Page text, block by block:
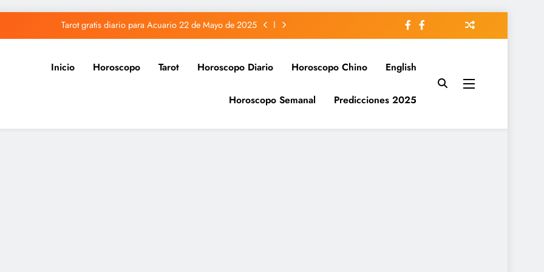
Tarot gratis diario para Acuario 22 de Mayo de 2025
Tarot gratis diario para Sagitario 22 de Mayo de 2025
Tarot gratis diario para Piscis 22 de Mayo de 2025
Tarot gratis diario para Acuario 22 de Mayo de 2025
Inicio Horoscopo Tarot Horoscopo Diario Horoscopo Chino English
Horoscopo Semanal Predicciones 2025